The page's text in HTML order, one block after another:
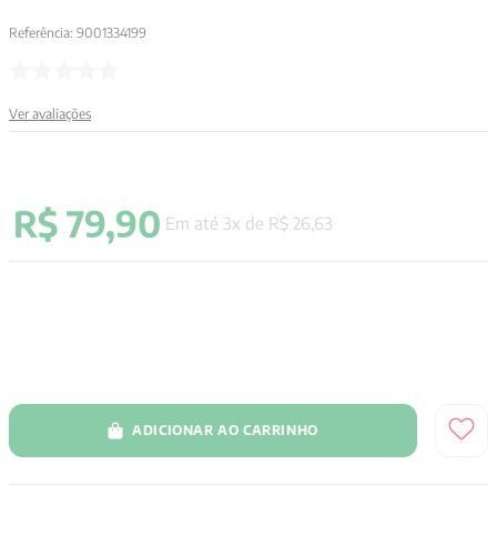
Referência: 9001334199
Ver avaliações
R$ 79,90 Em até 3x de R$ 26 63
ADICIONAR AO CARRINHO
9º santo agostinho